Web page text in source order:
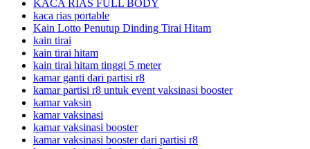
KACA RIAS FULL BODY
kaca rias portable
Kain Lotto Penutup Dinding Tirai Hitam
kain tirai
kain tirai hitam
kain tirai hitam tinggi 5 meter
kamar ganti dari partisi r8
kamar partisi r8 untuk event vaksinasi booster
kamar vaksin
kamar vaksinasi
kamar vaksinasi booster
kamar vaksinasi booster dari partisi r8